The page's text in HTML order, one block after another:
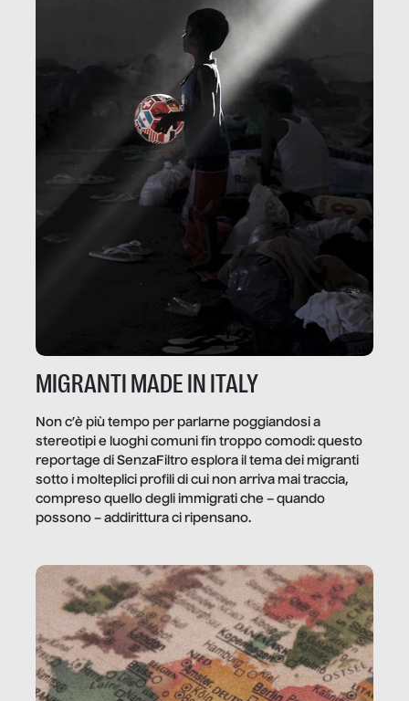
MIGRANTI MADE IN ITALY
Non c’è più tempo per parlarne poggiandosi a
stereotipi e luoghi comuni fin troppo comodi: questo
reportage di SenzaFiltro esplora il tema dei migranti
sotto i molteplici profili di cui non arriva mai traccia,
compreso quello degli immigrati che – quando
possono – addirittura ci ripensano.